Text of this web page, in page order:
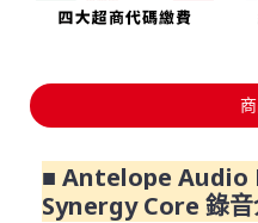
■ Antelope Audio
Synergy Core 錄音